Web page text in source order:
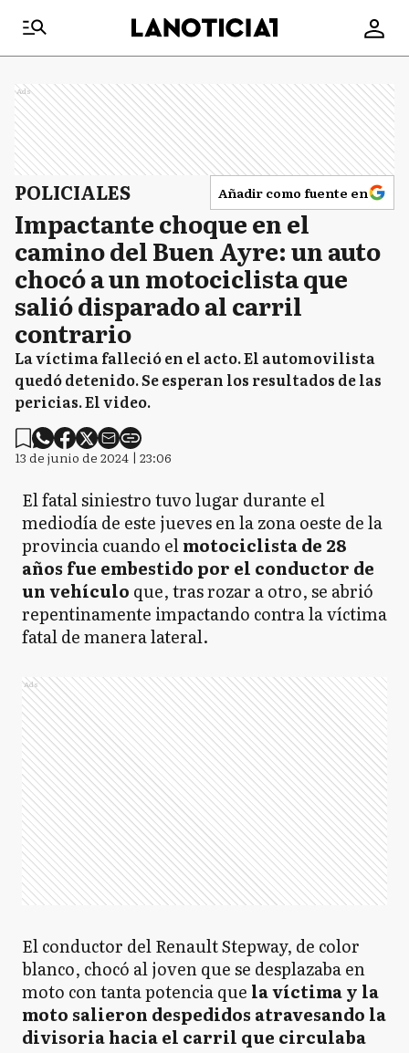
Ads
POLICIALES Añadir como fuente en
Impactante choque en el
camino del Buen Ayre: un auto
chocó a un motociclista que
salió disparado al carril
contrario
La víctima falleció en el acto. El automovilista
quedó detenido. Se esperan los resultados de las
pericias. El video.
13 de junio de 2024 | 23:06
El fatal siniestro tuvo lugar durante el
mediodía de este jueves en la zona oeste de la
provincia cuando elmotociclista de 28
años fue embestido por el conductor de
un vehículo que, tras rozar a otro, se abrió
repentinamente impactando contra la víctima
fatal de manera lateral.
Ads
El conductor del Renault Stepway, de color
blanco, chocó al joven que se desplazaba en
moto con tanta potencia que la víctima y la
moto salieron despedidos atravesando la
divisoria hacia el carril que circulaba